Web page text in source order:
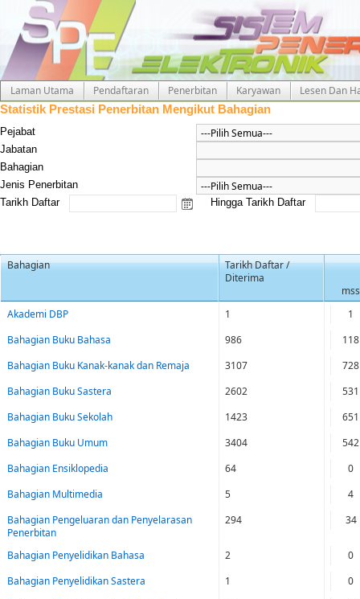
Laman Utama Pendaftaran Penerbitan Karyawan
Lesen Dan
Statistik Prestasi Penerbitan Mengikut Bahagian
Pejabat
Jabatan
Bahagian
Jenis Penerbitan
Tarikh Daftar
Hingga Tarikh Daftar
Bahagian
Tarikh Daftar /
Diterima
mss
Akademi DBP 1
1
Bahagian Buku Bahasa
986
118
Bahagian Buku Kanak-kanak dan Remaja
3107
728
Bahagian Buku Sastera
2602
531
Bahagian Buku Sekolah
1423
651
Bahagian Buku Umum
3404
542
Bahagian Ensiklopedia
64
0
Bahagian Multimedia
5
4
Bahagian Pengeluaran dan Penyelarasan
Penerbitan
294 34
Bahagian Penyelidikan Bahasa 2
0
Bahagian Penyelidikan Sastera
1
0